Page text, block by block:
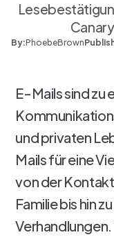
By:PhoebeBrown
E-Mails sind zu
und privaten
Mails für eine
von der
Familie bis hin